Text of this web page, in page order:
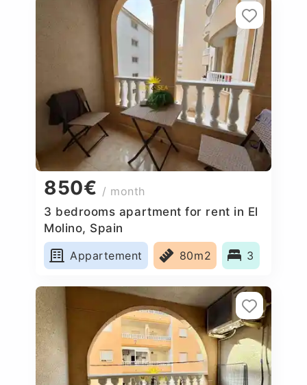
850€ / month
3 bedrooms apartment for rent in El
Molino, Spain
Appartement
80m2 3